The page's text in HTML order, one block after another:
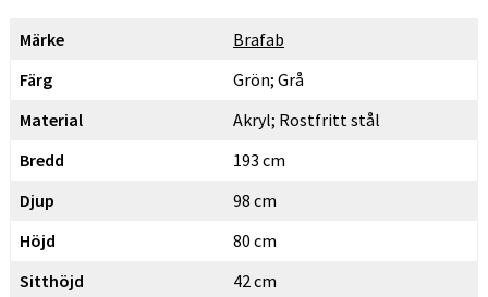
Märke
Brafab
Färg
Grön; Grå
Material
Akryl; Rostfritt stål
Bredd
193 cm
Djup
98 cm
Höjd
80 cm
Sitthöjd
42 cm